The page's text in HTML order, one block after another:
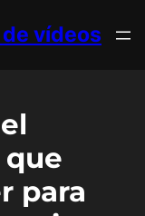
vídeos
para